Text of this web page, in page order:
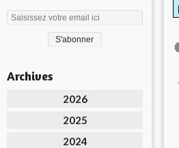
Archives
2026
2025
2024